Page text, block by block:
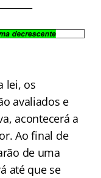
lei, os
avaliados e
acontecerá a
Ao final de
de uma
até que se